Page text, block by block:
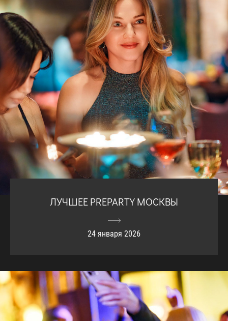
ЛУЧШЕЕ PREPARTY МОСКВЫ
24 января 2026